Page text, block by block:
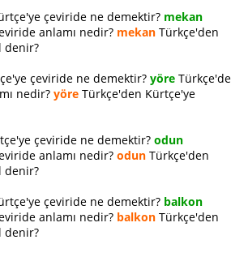
çeviride ne demektir? mekan
anlamı nedir? mekan Türkçe'den
denir?
çeviride ne demektir? yöre
nedir? yöre Türkçe'den Kürtçe'ye
çeviride ne demektir? odun
anlamı nedir? odun Türkçe'den
denir?
çeviride ne demektir? balkon
anlamı nedir? balkon Türkçe'den
denir?